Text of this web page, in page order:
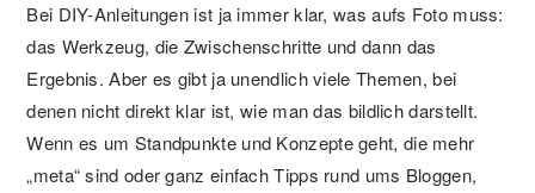
Bei DIY-Anleitungen ist ja immer klar, was aufs Foto muss:
das Werkzeug, die Zwischenschritte und dann das
Ergebnis. Aber es gibt ja unendlich viele Themen, bei
denen nicht direkt klar ist, wie man das bildlich darstellt.
Wenn es um Standpunkte und Konzepte geht, die mehr
„meta“ sind oder ganz einfach Tipps rund ums Bloggen,